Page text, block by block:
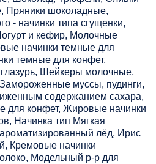
Пряники шоколадные,
- начинки типа сгущенки,
и кефир, Молочные
начинки темные для
темные для конфет,
Шейкеры молочные,
муссы, пудинги,
содержанием сахара,
для конфет, Жировые начинки
Начинка тип Мягкая
лёд, Ирис
Кремовые начинки
Модельный р-р для